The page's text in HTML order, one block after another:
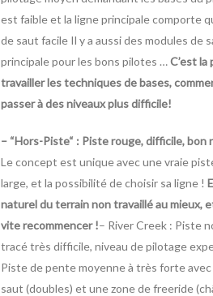
est faible et la ligne principale comporte
de saut facile Il y a aussi des modules de
principale pour les bons pilotes …C’est
travailler les techniques de bases,
passer à des niveaux plus difficile!
– “Hors-Piste“ : Piste rouge, difficile, bon
Le concept est unique avec une vraie
large, et la possibilité de choisir sa ligne !
naturel du terrain non travaillé au mieux,
vite recommencer !– River Creek : Piste
tracé très difficile, niveau de pilotage
Piste de pente moyenne à très forte
saut (doubles) et une zone de freeride